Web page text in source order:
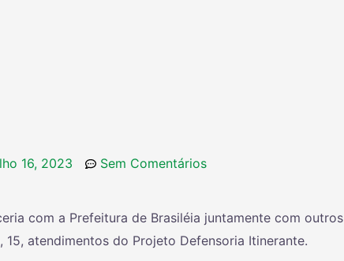
16, 2023 Sem Comentários
com a Prefeitura de Brasiléia juntamente com outros
atendimentos do Projeto Defensoria Itinerante.